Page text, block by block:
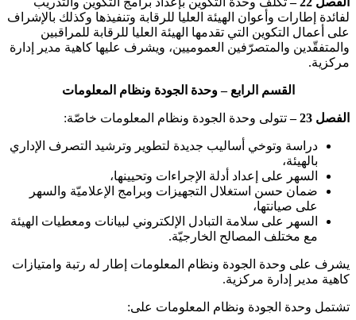
لفائدة إطارات وأعوان الهيئة العليا للرقابة وتنفيذها وكذلك بالإشراف
على أعمال التكوين التي تقدمها الهيئة العليا للرقابة للمراقبين
والمتفقّدين والمتصرّفين العموميين، ويشرف عليها كاهية مدير إدارة
مركزية.
القسم الرابع – وحدة الجودة ونظام المعلومات
الفصل 23 – تتولى وحدة الجودة ونظام المعلومات خاصّة:
دراسة وتوخي أساليب جديدة لتطوير وترشيد التصرف الإداري
بالهيئة،
السهر على إعداد أدلة الإجراءات وتحيينها،
ضمان حسن استغلال التجهيزات وبرامج الإعلاميّة والسهر
على صيانتها،
السهر على سلامة التبادل الإلكتروني لبيانات ومعطيات الهيئة
مع مختلف المصالح الخارجيّة.
يشرف على وحدة الجودة ونظام المعلومات إطار له رتبة وامتيازات
كاهية مدير إدارة مركزية.
تشتمل وحدة الجودة ونظام المعلومات على: